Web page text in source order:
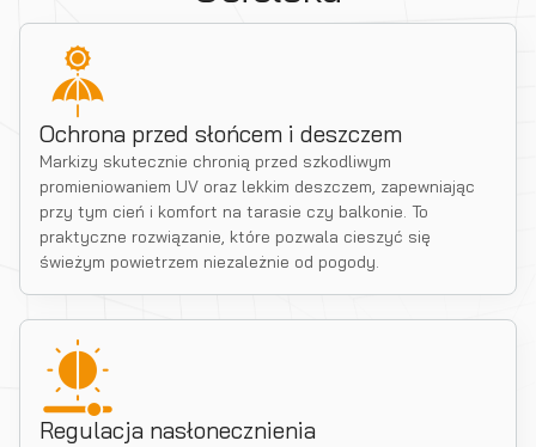
Ochrona przed słońcem i deszczem
Markizy skutecznie chronią przed szkodliwym
promieniowaniem UV oraz lekkim deszczem, zapewniając
przy tym cień i komfort na tarasie czy balkonie. To
praktyczne rozwiązanie, które pozwala cieszyć się
świeżym powietrzem niezależnie od pogody.
Regulacja nasłonecznienia